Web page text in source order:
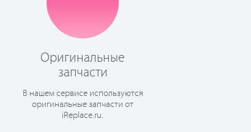
Оригинальные
запчасти
В нашем сервисе используются
оригинальные запчасти от
iReplace.ru.